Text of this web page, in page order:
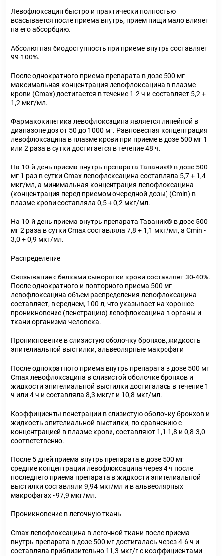
Левофлоксацин быстро и практически полностью
всасывается после приема внутрь, прием пищи мало влияет
на его абсорбцию.
Абсолютная биодоступность при приеме внутрь составляет
99-100%.
После однократного приема препарата в дозе 500 мг
максимальная концентрация левофлоксацина в плазме
крови (Сmах) достигается в течение 1-2 ч и составляет 5,2 +
1,2 мкг/мл.
Фармакокинетика левофлоксацина является линейной в
диапазоне доз от 50 до 1000 мг. Равновесная концентрация
левофлоксацина в плазме крови при приеме в дозе 500 мг 1
или 2 раза в сутки достигается в течение 48 ч.
На 10-й день приема внутрь препарата Таваник® в дозе 500
мг 1 раз в сутки Сmах левофлоксацина составляла 5,7 + 1,4
мкг/мл, а минимальная концентрация левофлоксацина
(концентрация перед приемом очередной дозы) (Cmin) в
плазме крови составляла 0,5 + 0,2 мкг/мл.
На 10-й день приема внутрь препарата Таваник® в дозе 500
мг 2 раза в сутки Сmax составляла 7,8 + 1,1 мкг/мл, а Cmin -
3,0 + 0,9 мкг/мл.
Распределение
Связывание с белками сыворотки крови составляет 30-40%.
После однократного и повторного приема 500 мг
левофлоксацина объем распределения левофлоксацина
составляет, в среднем, 100 л, что указывает на хорошее
проникновение (пенетрацию) левофлоксацина в органы и
ткани организма человека.
Проникновение в слизистую оболочку бронхов, жидкость
эпителиальной выстилки, альвеолярные макрофаги
После однократного приема внутрь препарата в дозе 500 мг
Сmах левофлоксацина в слизистой оболочке бронхов и
жидкости эпителиальной выстилки достигалась в течение 1
ч или 4 ч и составляла 8,3 мкг/г и 10,8 мкг/мл.
Коэффициенты пенетрации в слизистую оболочку бронхов и
жидкость эпителиальной выстилки, по сравнению с
концентрацией в плазме крови, составляют 1,1-1,8 и 0,8-3,0
соответственно.
После 5 дней приема внутрь препарата в дозе 500 мг
средние концентрации левофлоксацина через 4 ч после
последнего приема препарата в жидкости эпителиальной
выстилки составляли 9,94 мкг/мл и в альвеолярных
макрофагах - 97,9 мкг/мл.
Проникновение в легочную ткань
Сmах левофлоксацина в легочной ткани после приема
внутрь препарата в дозе 500 мг достигалась через 4-6 ч и
составляла приблизительно 11,3 мкг/г с коэффициентами